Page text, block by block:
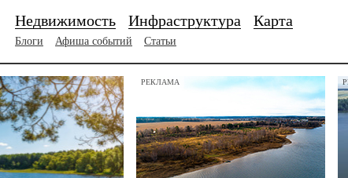
Недвижимость Инфраструктура Карта
Блоги Афиша событий Статьи
РЕКЛАМА